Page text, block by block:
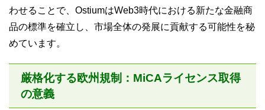
わせることで、OstiumはWeb3時代における新たな金融商
品の標準を確立し、市場全体の発展に貢献する可能性を秘
めています。
厳格化する欧州規制：MiCAライセンス取得
の意義